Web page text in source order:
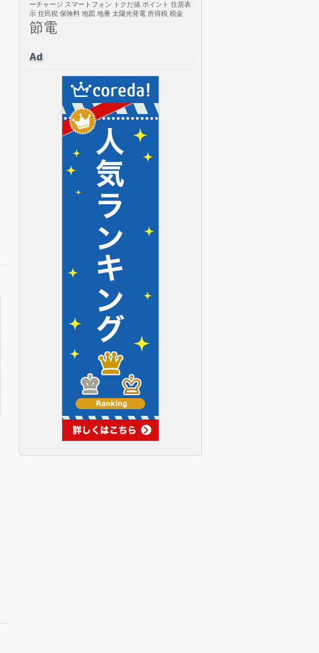
ーチャージ スマートフォン トクだ値 ポイント 住居表
示 住民税 保険料 地図 地番 太陽光発電 所得税 税金
節電
Ad